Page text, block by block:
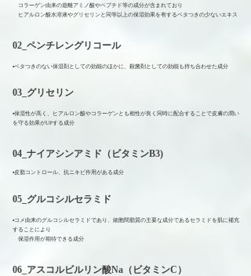
コラーゲン由来の遊離アミノ酸やペプチド等の成分が含まれており
ヒアルロン酸水溶液やグリセリンと同等以上の保湿効果を有するベタつきの少ないエキス
02_ペンチレングリコール
▪️ベタつきのない保湿剤としての効能のほかに、殺菌剤としての効能も持ち合わせた成分
03_グリセリン
▪️保湿性が高く、ヒアルロン酸やコラーゲンとも相性が良く同時に配合することで皮膚の潤い
を守る効果がUPする成分
04_ナイアシンアミド（ビタミンB3)
▪️皮脂コントロール、抗ニキビ作用がある成分
05_グルコシルセラミド
▪️コメ由来のグルコシルセラミドであり、細胞間脂質の主要な成分であるセラミドを肌に補充
することにより
保湿作用が期待できる成分
06_アスコルビルリン酸Na（ビタミンC）